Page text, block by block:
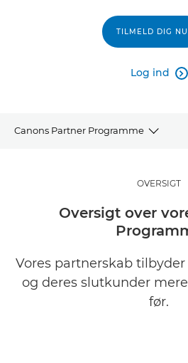
TILMELD DIG NU
Log ind 
Canons Partner Programme
Arbejd sammen med vores partnere
Er du allerede partner?
OVERSIGT
Oversigt over
Vores partnerskab
og deres slutkunder
før.